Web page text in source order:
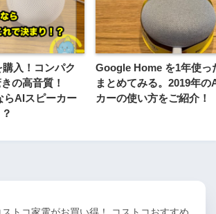
入！コンパク
の高音質！
らAIスピーカー
Google Home を1年使っ
まとめてみる。2019年の
カーの使い方をご紹介！